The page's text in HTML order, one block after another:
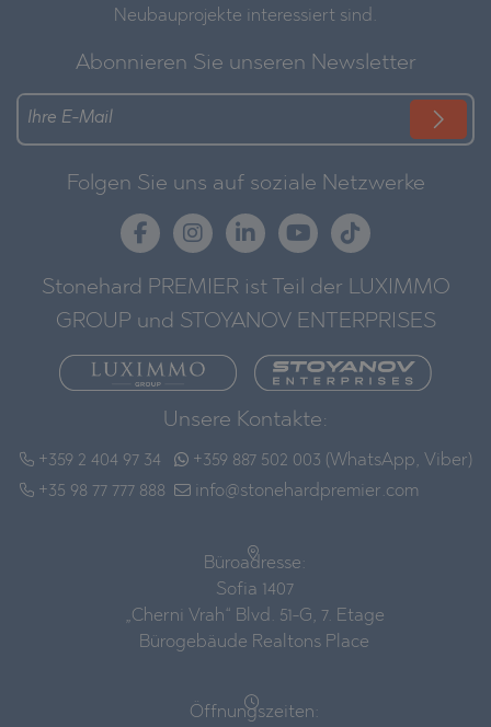
Neubauprojekte interessiert sind.
Abonnieren Sie unseren Newsletter
Folgen Sie uns auf soziale Netzwerke
Stonehard PREMIER ist Teil der LUXIMMO
GROUP und STOYANOV ENTERPRISES
Unsere Kontakte:
+359 2 404 97 34
+35 98 77 777 888
+359 887 502 003 (WhatsApp, Viber)
info@stonehardpremier.com
Büroadresse:
Sofia 1407
„Cherni Vrah“ Blvd. 51-G, 7. Etage
Bürogebäude Realtons Place
Öffnungszeiten: